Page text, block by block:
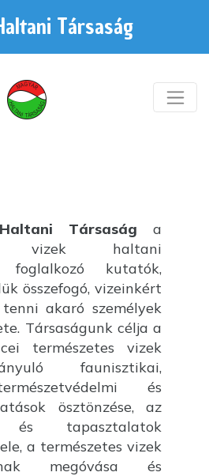
Társaság
Társaság a
vizek haltani
foglalkozó kutatók,
összefogó, vizeinkért
akaró személyek
Társaságunk célja a
természetes vizek
faunisztikai,
és
ösztönzése, az
és tapasztalatok
a természetes vizek
megóvása és